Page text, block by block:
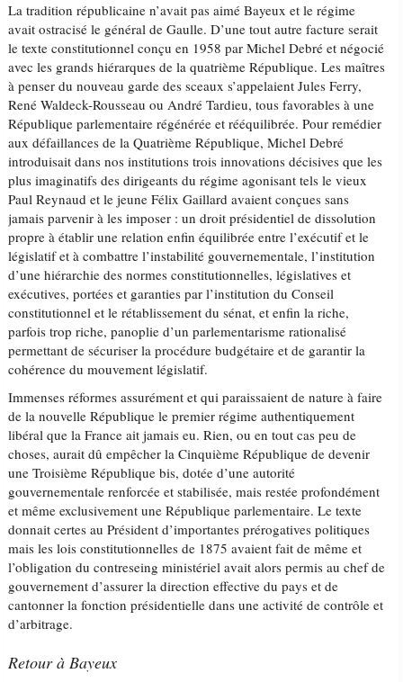
La tradition républicaine n’avait pas aimé Bayeux et le régime
avait ostracisé le général de Gaulle. D’une tout autre facture serait
le texte constitutionnel conçu en 1958 par Michel Debré et négocié
avec les grands hiérarques de la quatrième République. Les maîtres
à penser du nouveau garde des sceaux s’appelaient Jules Ferry,
René Waldeck-Rousseau ou André Tardieu, tous favorables à une
République parlementaire régénérée et rééquilibrée. Pour remédier
aux défaillances de la Quatrième République, Michel Debré
introduisait dans nos institutions trois innovations décisives que les
plus imaginatifs des dirigeants du régime agonisant tels le vieux
Paul Reynaud et le jeune Félix Gaillard avaient conçues sans
jamais parvenir à les imposer : un droit présidentiel de dissolution
propre à établir une relation enfin équilibrée entre l’exécutif et le
législatif et à combattre l’instabilité gouvernementale, l’institution
d’une hiérarchie des normes constitutionnelles, législatives et
exécutives, portées et garanties par l’institution du Conseil
constitutionnel et le rétablissement du sénat, et enfin la riche,
parfois trop riche, panoplie d’un parlementarisme rationalisé
permettant de sécuriser la procédure budgétaire et de garantir la
cohérence du mouvement législatif.
Immenses réformes assurément et qui paraissaient de nature à faire
de la nouvelle République le premier régime authentiquement
libéral que la France ait jamais eu. Rien, ou en tout cas peu de
choses, aurait dû empêcher la Cinquième République de devenir
une Troisième République bis, dotée d’une autorité
gouvernementale renforcée et stabilisée, mais restée profondément
et même exclusivement une République parlementaire. Le texte
donnait certes au Président d’importantes prérogatives politiques
mais les lois constitutionnelles de 1875 avaient fait de même et
l’obligation du contreseing ministériel avait alors permis au chef de
gouvernement d’assurer la direction effective du pays et de
cantonner la fonction présidentielle dans une activité de contrôle et
d’arbitrage.
Retour à Bayeux